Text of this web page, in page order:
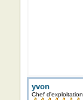
yvon
Chef d'exploitation